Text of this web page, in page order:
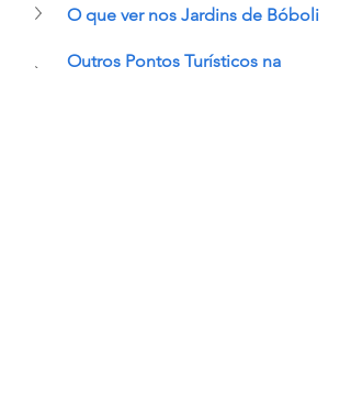
O que ver nos Jardins de Bóboli
Outros Pontos Turísticos na